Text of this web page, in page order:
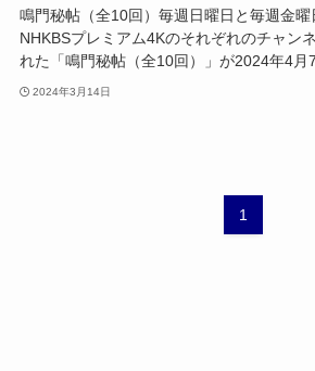
鳴門秘帖（全10回）毎週日曜日と毎週金曜
NHKBSプレミアム4Kのそれぞれのチャン
れた「鳴門秘帖（全10回）」が2024年4月
2024年3月14日
1